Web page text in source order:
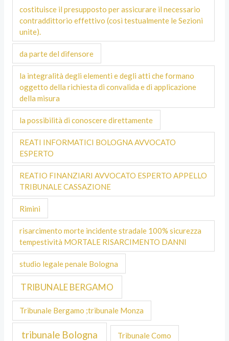
costituisce il presupposto per assicurare il necessario
contraddittorio effettivo (così testualmente le Sezioni
unite).
da parte del difensore
la integralità degli elementi e degli atti che formano
oggetto della richiesta di convalida e di applicazione
della misura
la possibilità di conoscere direttamente
REATI INFORMATICI BOLOGNA AVVOCATO
ESPERTO
REATIO FINANZIARI AVVOCATO ESPERTO APPELLO
TRIBUNALE CASSAZIONE
Rimini
risarcimento morte incidente stradale 100% sicurezza
tempestività MORTALE RISARCIMENTO DANNI
studio legale penale Bologna
TRIBUNALE BERGAMO
Tribunale Bergamo ;tribunale Monza
tribunale Bologna Tribunale Como